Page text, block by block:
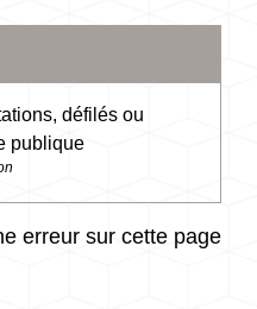
défilés ou
publique
erreur sur cette page